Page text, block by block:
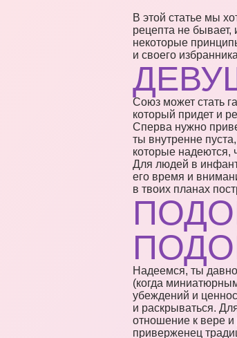
В этой статье мы
рецепта не
некоторые
и своего
Союз может стать
который придет и
Сперва нужно
ты внутренне
которые надеются,
Для людей в
его время и
в твоих планах
Надеемся, ты
(когда
убеждений и
и раскрываться.
отношение к вере
приверженец